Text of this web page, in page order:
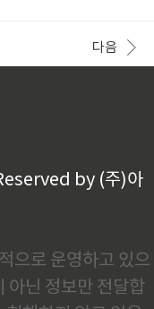
기간
도에
0지급
급되
다음
by (주)아
으로 운영하고 있으
아닌 정보만 전달합